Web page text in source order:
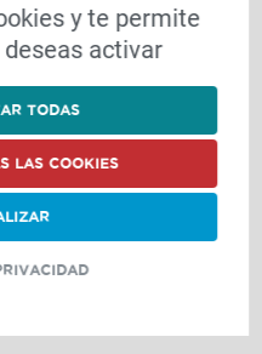
VOUS ?
ÉQUESTRE
y te permite
activar
TODAS
LAS COOKIES